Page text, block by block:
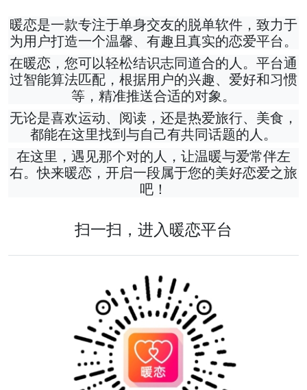
暖恋是一款专注于单身交友的脱单软件，致力于
为用户打造一个温馨、有趣且真实的恋爱平台。
在暖恋，您可以轻松结识志同道合的人。平台通
过智能算法匹配，根据用户的兴趣、爱好和习惯
等，精准推送合适的对象。
无论是喜欢运动、阅读，还是热爱旅行、美食，
都能在这里找到与自己有共同话题的人。
在这里，遇见那个对的人，让温暖与爱常伴左
右。快来暖恋，开启一段属于您的美好恋爱之旅
吧！
扫一扫，进入暖恋平台